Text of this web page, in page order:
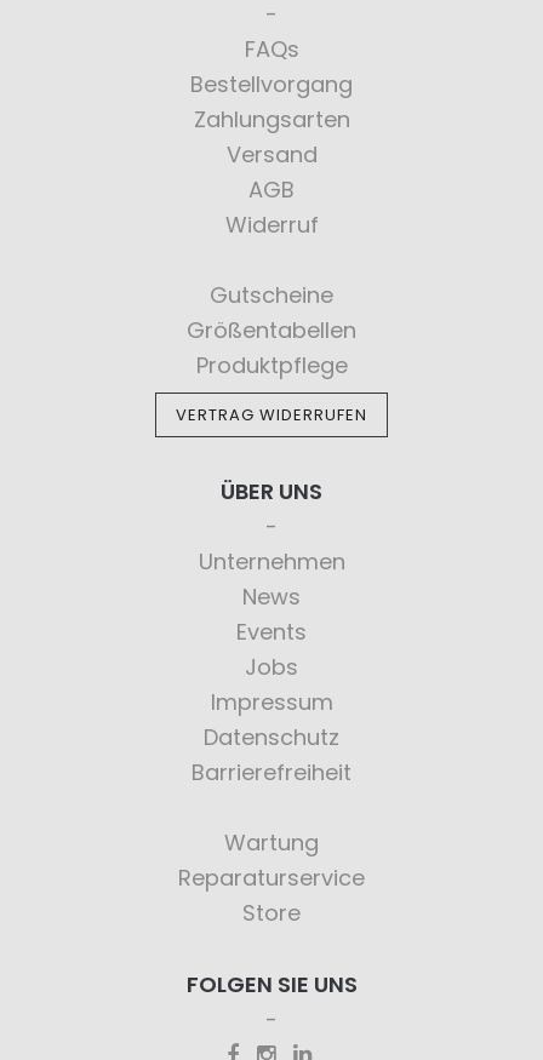
FAQs
Bestellvorgang
Zahlungsarten
Versand
AGB
Widerruf
Gutscheine
Größentabellen
Produktpflege
VERTRAG WIDERRUFEN
ÜBER UNS
Unternehmen
News
Events
Jobs
Impressum
Datenschutz
Barrierefreiheit
Wartung
Reparaturservice
Store
FOLGEN SIE UNS